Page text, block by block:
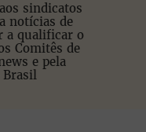
sindicatos
notícias de
a qualificar o
Comitês de
e pela
Brasil